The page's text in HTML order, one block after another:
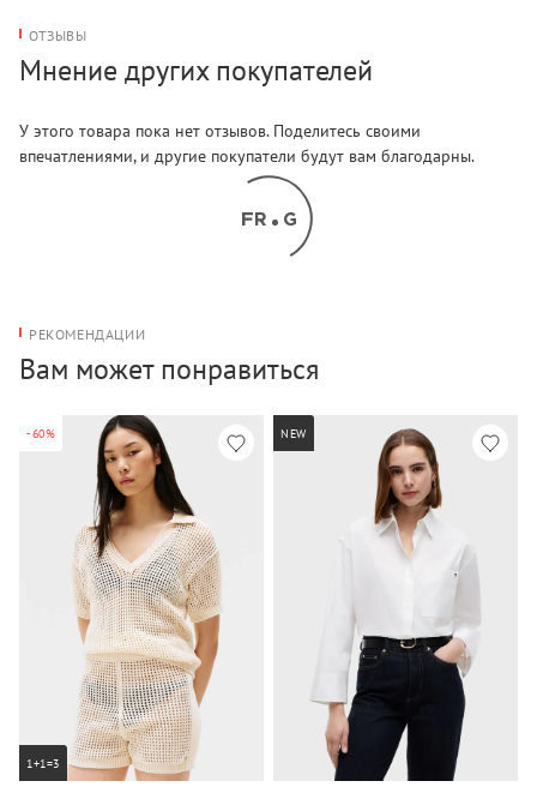
ОТЗЫВЫ
Мнение других покупателей
У этого товара пока нет отзывов. Поделитесь своими
впечатлениями, и другие покупатели будут вам благодарны.
РЕКОМЕНДАЦИИ
Вам может понравиться
-60%
1+1=3
NEW